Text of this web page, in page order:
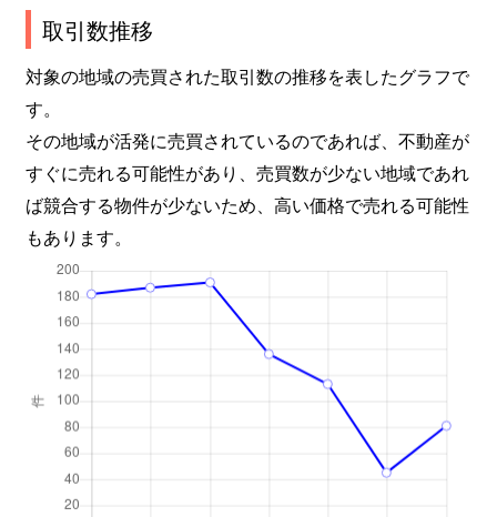
取引数推移
対象の地域の売買された取引数の推移を表したグラフで
す。
その地域が活発に売買されているのであれば、不動産が
すぐに売れる可能性があり、売買数が少ない地域であれ
ば競合する物件が少ないため、高い価格で売れる可能性
もあります。